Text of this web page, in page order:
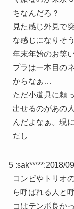
ちなんだろ？
見た感じ外見で
な感じになりそう
年末年始のお笑
プラは一本目の
からなぁ…
ただ小道具に頼
出せるのがあの
んだよなぁ。現
だし
5 :sak*****:2018/
コンビやトリオ
ら呼ばれる人と
コはテンポ良か